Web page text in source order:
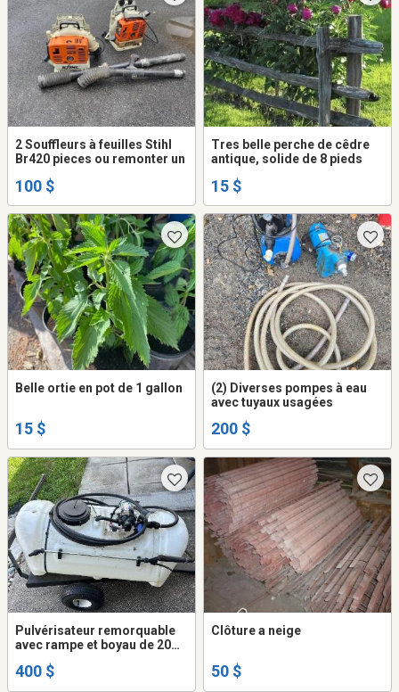
2 Souffleurs à feuilles Stihl
Br420 pieces ou remonter un
100 $
Tres belle perche de cêdre
antique, solide de 8 pieds
15 $
Belle ortie en pot de 1 gallon
15 $
(2) Diverses pompes à eau
avec tuyaux usagées
200 $
Pulvérisateur remorquable
avec rampe et boyau de 20
400 $
Clôture a neige
50 $